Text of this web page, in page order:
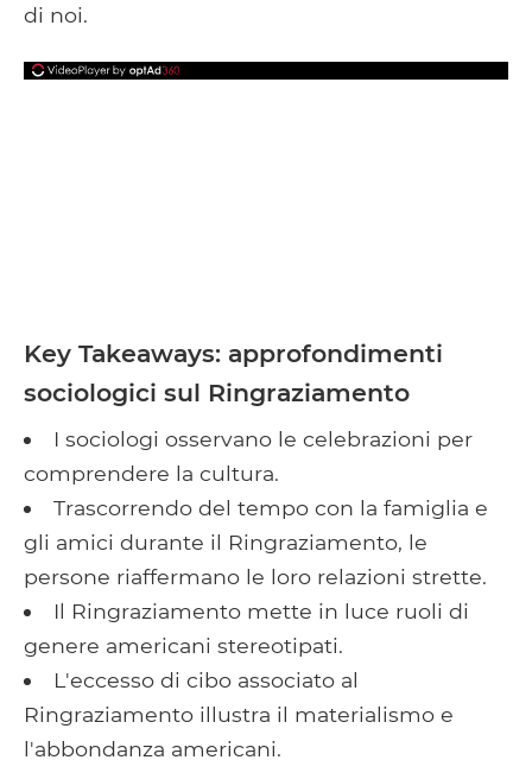
di noi.
Key Takeaways: approfondimenti
sociologici sul Ringraziamento
I sociologi osservano le celebrazioni per
comprendere la cultura.
Trascorrendo del tempo con la famiglia e
gli amici durante il Ringraziamento, le
persone riaffermano le loro relazioni strette.
Il Ringraziamento mette in luce ruoli di
genere americani stereotipati.
L'eccesso di cibo associato al
Ringraziamento illustra il materialismo e
l'abbondanza americani.